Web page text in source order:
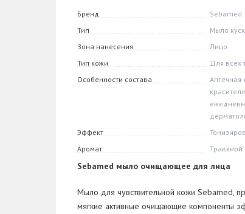
Бренд
Sebamed
Тип
Мыло
Зона нанесения
Лицо
Тип кожи
Для всех
Особенности состава
Аптечная
Эффект
Аромат
Травяной
Sebamed мыло очищающее для лица
Мыло для чувствительной кожи Sebamed,
мягкие активные очищающие компоненты